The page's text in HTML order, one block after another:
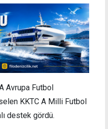
Avrupa Futbol
KKTC A Milli Futbol
destek gördü.